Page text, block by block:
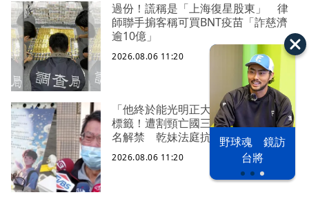
以色列 穹頂
之下
野球魂 鏡訪
台將
過份！謊稱是「上海復星股東」 律
師聯手掮客稱可買BNT疫苗「詐慈濟
逾10億」
2026.08.06 11:20
「他終於能光明正大存在了...」撕匿名
標籤！遭割頸亡國三生「楊承勳」真
名解禁 乾妹法庭抗辯引眾怒
2026.08.06 11:20